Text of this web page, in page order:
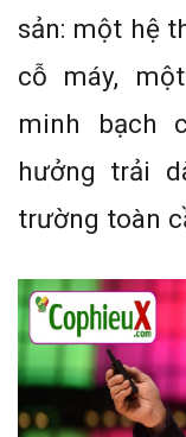
sản: một hệ
cỗ máy,
minh bạch
hưởng trải
trường toàn